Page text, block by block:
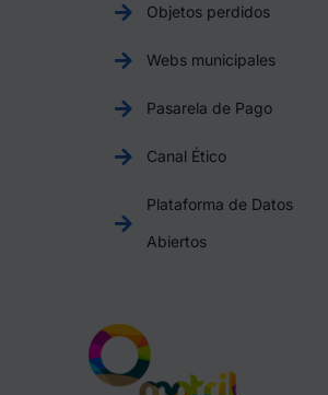
Objetos perdidos
Webs municipales
Pasarela de Pago
Canal Ético
Plataforma de Datos
Abiertos